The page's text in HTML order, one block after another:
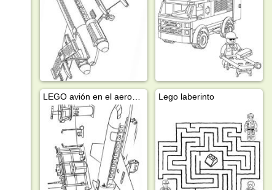
LEGO avión en el aeropuerto Lego laberinto